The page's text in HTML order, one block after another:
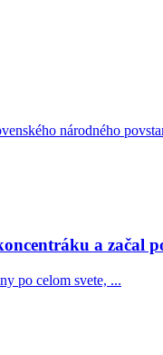
národného
a začal
po celom svete, ...